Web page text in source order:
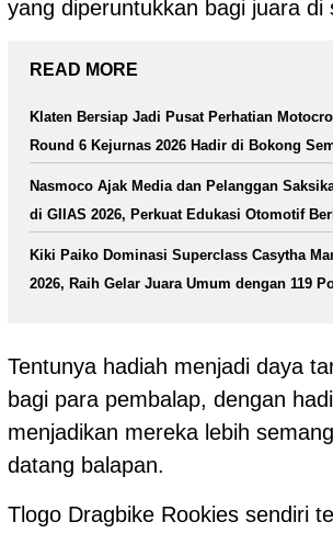
yang diperuntukkan bagi juara di
READ MORE
Klaten Bersiap Jadi Pusat Perhatian
Round 6 Kejurnas 2026 Hadir di Bokong
Nasmoco Ajak Media dan Pelanggan
di GIIAS 2026, Perkuat Edukasi Otomotif
Kiki Paiko Dominasi Superclass Casytha
2026, Raih Gelar Juara Umum dengan 119
Tentunya hadiah menjadi daya
bagi para pembalap, dengan
menjadikan mereka lebih
datang balapan.
Tlogo Dragbike Rookies sendiri